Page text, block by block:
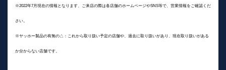
※2022年7月現在の情報となります、ご来店の際は各店舗のホームページやSNS等で、営業情報をご確認くだ
さい。
※ヤッホー製品の有無の△：これから取り扱い予定の店舗や、過去に取り扱いがあり、現在取り扱いがある
か分からない店舗です。